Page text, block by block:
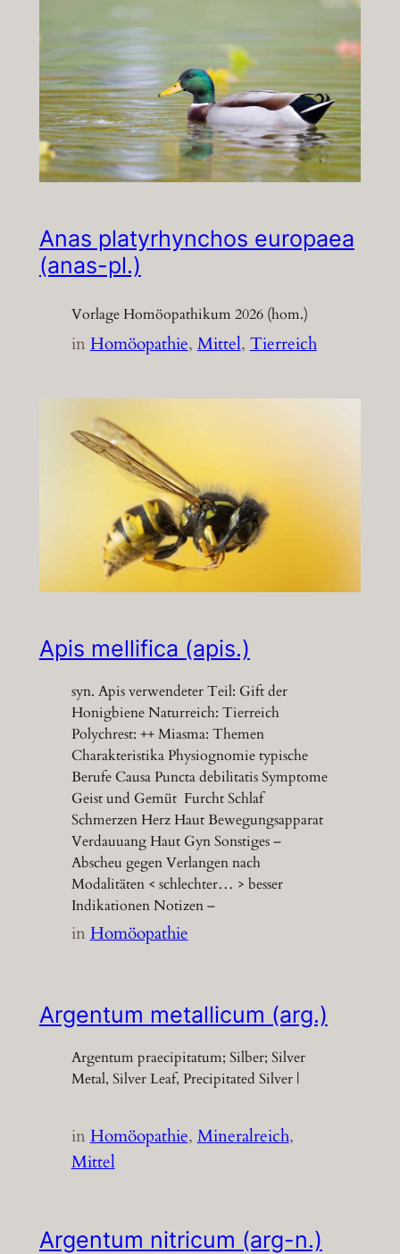
Anas platyrhynchos europaea
(anas-pl.)
Vorlage Homöopathikum 2026 (hom.)
inHomöopathie, Mittel, Tierreich
Apis mellifica (apis.)
syn. Apis verwendeter Teil: Gift der
Honigbiene Naturreich: Tierreich
Polychrest: ++ Miasma: Themen
Charakteristika Physiognomie typische
Berufe Causa Puncta debilitatis Symptome
Geist und Gemüt Furcht Schlaf
Schmerzen Herz Haut Bewegungsapparat
Verdauuang Haut Gyn Sonstiges –
Abscheu gegen Verlangen nach
Modalitäten < schlechter… > besser
Indikationen Notizen –
inHomöopathie
Argentum metallicum (arg.)
Argentum praecipitatum; Silber; Silver
Metal, Silver Leaf, Precipitated Silver |
inHomöopathie, Mineralreich
Mittel
Argentum nitricum (arg-n.)